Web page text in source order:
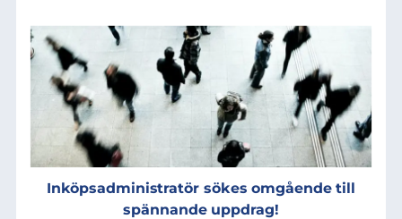
Inköpsadministratör sökes omgående till
spännande uppdrag!